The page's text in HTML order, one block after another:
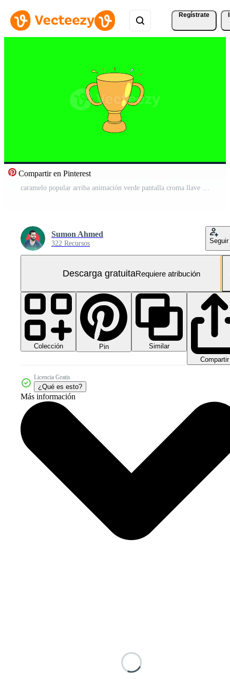
Regístrate
Compartir en Pinterest
caramelo popular arriba animación verde pantalla croma llave 4k modelo antecedentes. Vídeo Gratis
Sumon Ahmed
322 Recursos Seguir
Descarga gratuitaRequiere atribución
Colección Pin
Similar
Compartir
Licencia Gratis
¿Qué es esto?
Más información